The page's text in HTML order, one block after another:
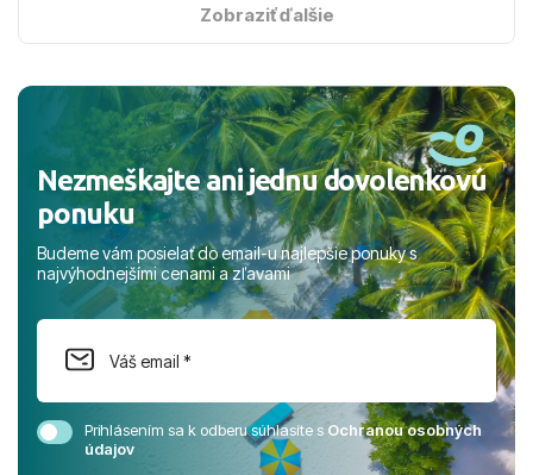
s hviezdičkou. ​Už teraz sa tešíme, kam s nami vyrazíte
Zobraziť ďalšie
Nezmeškajte ani jednu dovolenkovú
ponuku
Budeme vám posielať do email-u najlepšie ponuky s
najvýhodnejšími cenami a zľavami
Prihlásením sa k odberu súhlasíte sOchranou osobných
údajov